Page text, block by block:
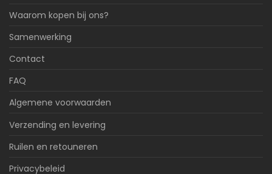
Waarom kopen bij ons?
Samenwerking
Contact
FAQ
Algemene voorwaarden
Verzending en levering
Ruilen en retouneren
Privacybeleid